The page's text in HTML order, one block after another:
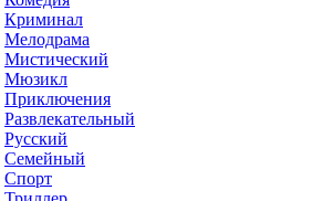
Криминал
Мелодрама
Мистический
Мюзикл
Приключения
Развлекательный
Русский
Семейный
Спорт